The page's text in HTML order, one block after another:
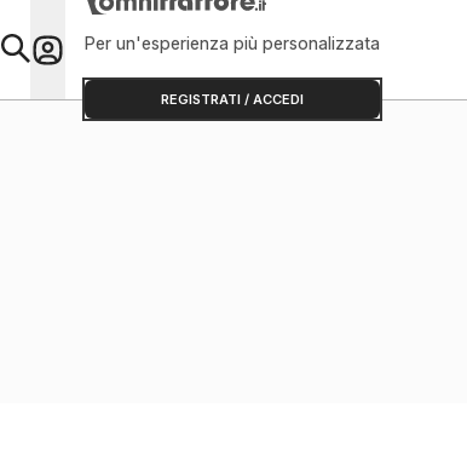
Primo Piano
Per un'esperienza più personalizzata
REGISTRATI / ACCEDI